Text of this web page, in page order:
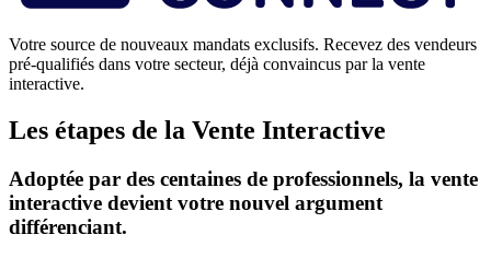
Votre source de nouveaux mandats exclusifs. Recevez des vendeurs
pré-qualifiés dans votre secteur, déjà convaincus par la vente
interactive.
Les étapes de la Vente Interactive
Adoptée par des centaines de professionnels, la vente
interactive devient votre nouvel argument
différenciant.